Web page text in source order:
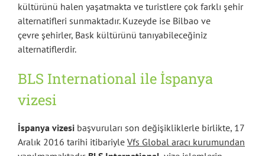
kültürünü halen yaşatmakta ve turistlere çok farklı şehir
alternatifleri sunmaktadır. Kuzeyde ise Bilbao ve
çevre şehirler, Bask kültürünü tanıyabileceğiniz
alternatiflerdir.
BLS International ile İspanya
vizesi
İspanya vizesi başvuruları son değişikliklerle birlikte, 17
Aralık 2016 tarihi itibariyle Vfs Global aracı kurumundan